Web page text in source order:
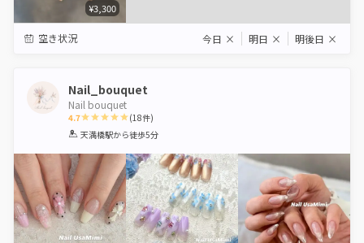
¥3,300
空き状況 今日 × 明日 × 明後日 ×
Nail_bouquet
Nail bouquet
4.7
1 2 3 4 5
(18件)
天満橋駅から徒歩5分